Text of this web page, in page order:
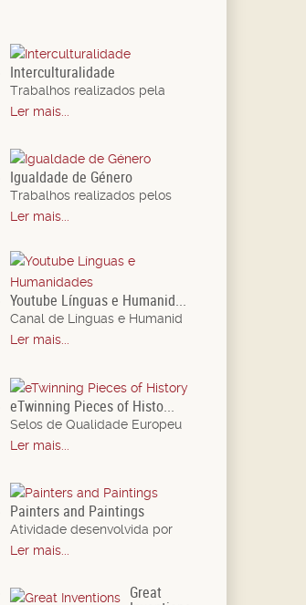
Interculturalidade
Trabalhos realizados pela
Ler mais...
Igualdade de Género
Trabalhos realizados pelos
Ler mais...
Youtube Línguas e Humanid...
Canal de Línguas e Humanid
Ler mais...
eTwinning Pieces of Histo...
Selos de Qualidade Europeu
Ler mais...
Painters and Paintings
Atividade desenvolvida por
Ler mais...
Great